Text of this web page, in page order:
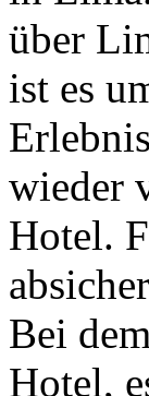
über
ist es
wieder
Hotel.
Bei
Hotel,